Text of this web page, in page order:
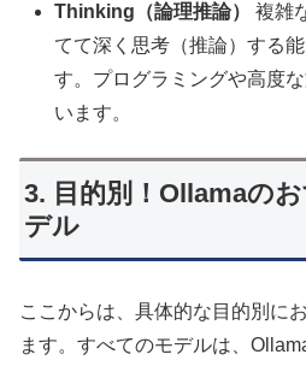
Thinking（論理推論）
複雑
てて深く思考（推論）する
す。プログラミングや高度
います。
3. 目的別！Ollamaの
デル
ここからは、具体的な目的別に
ます。すべてのモデルは、